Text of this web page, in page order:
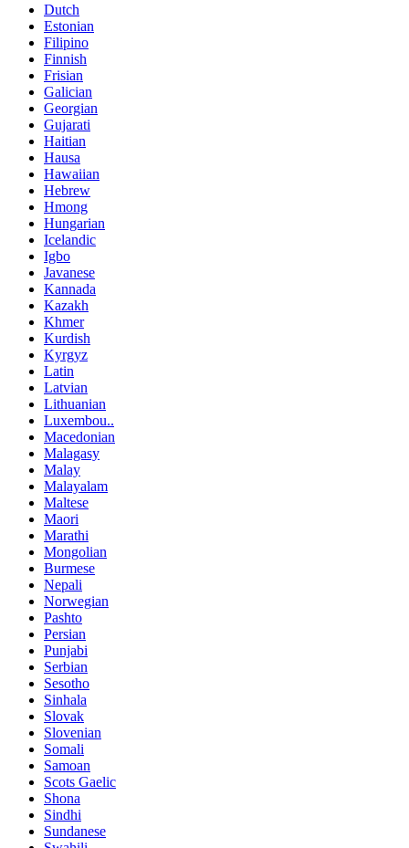
Dutch
Estonian
Filipino
Finnish
Frisian
Galician
Georgian
Gujarati
Haitian
Hausa
Hawaiian
Hebrew
Hmong
Hungarian
Icelandic
Igbo
Javanese
Kannada
Kazakh
Khmer
Kurdish
Kyrgyz
Latin
Latvian
Lithuanian
Luxembou..
Macedonian
Malagasy
Malay
Malayalam
Maltese
Maori
Marathi
Mongolian
Burmese
Nepali
Norwegian
Pashto
Persian
Punjabi
Serbian
Sesotho
Sinhala
Slovak
Slovenian
Somali
Samoan
Scots Gaelic
Shona
Sindhi
Sundanese